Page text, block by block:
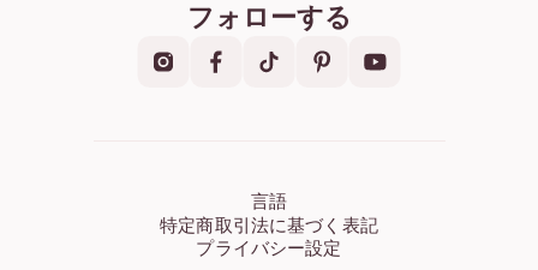
フォローする
言語
特定商取引法に基づく表記
プライバシー設定